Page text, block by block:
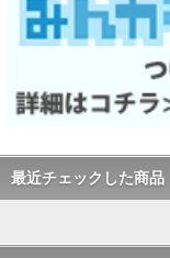
最近チェックした商品